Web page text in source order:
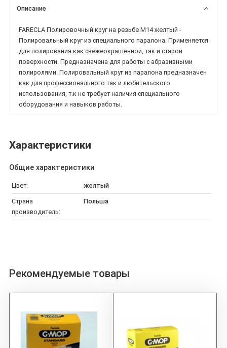
Описание
FARECLA Полировочный круг на резьбе М14 желтый -
Полировальный круг из специального паралона. Применяется
для полирования как свежеокрашенной, так и старой
поверхности. Предназначена для работы с абразивными
полиролями. Полировальный круг из паралона предназначен
как для профессионального так и любительского
использования, т.к не требует наличия специального
оборудования и навыков работы.
Характеристики
Общие характеристики
Цвет: желтый
Страна
производитель:
Польша
Рекомендуемые товары